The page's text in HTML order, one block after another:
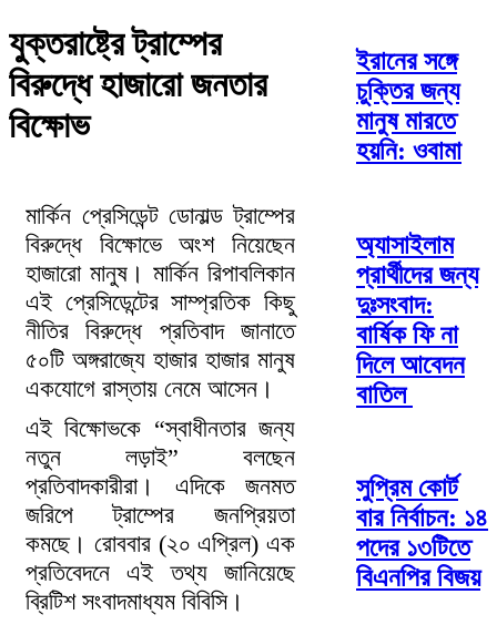
যুক্তরাষ্ট্রে ট্রাম্পের
বিরুদ্ধে হাজারো জনতার
বিক্ষোভ
মার্কিন প্রেসিডেন্ট ডোনাল্ড ট্রাম্পের
বিরুদ্ধে বিক্ষোভে অংশ নিয়েছেন
হাজারো মানুষ। মার্কিন রিপাবলিকান
এই প্রেসিডেন্টের সাম্প্রতিক কিছু
নীতির বিরুদ্ধে প্রতিবাদ জানাতে
৫০টি অঙ্গরাজ্যে হাজার হাজার মানুষ
একযোগে রাস্তায় নেমে আসেন।
এই বিক্ষোভকে “স্বাধীনতার জন্য
নতুন লড়াই” বলছেন
প্রতিবাদকারীরা। এদিকে জনমত
জরিপে ট্রাম্পের জনপ্রিয়তা
কমছে। রোববার (২০ এপ্রিল) এক
প্রতিবেদনে এই তথ্য জানিয়েছে
ব্রিটিশ সংবাদমাধ্যম বিবিসি।
ইরানের সঙ্গে
চুক্তির জন্য
মানুষ মারতে
হয়নি: ওবামা
অ্যাসাইলাম
প্রার্থীদের জন্য
দুঃসংবাদ:
বার্ষিক ফি না
দিলে আবেদন
বাতিল
সুপ্রিম কোর্ট
বার নির্বাচন: ১৪
পদের ১৩টিতে
বিএনপির বিজয়